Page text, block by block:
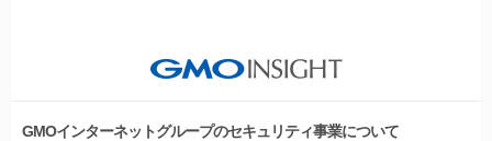
GMOインターネットグループのセキュリティ事業について